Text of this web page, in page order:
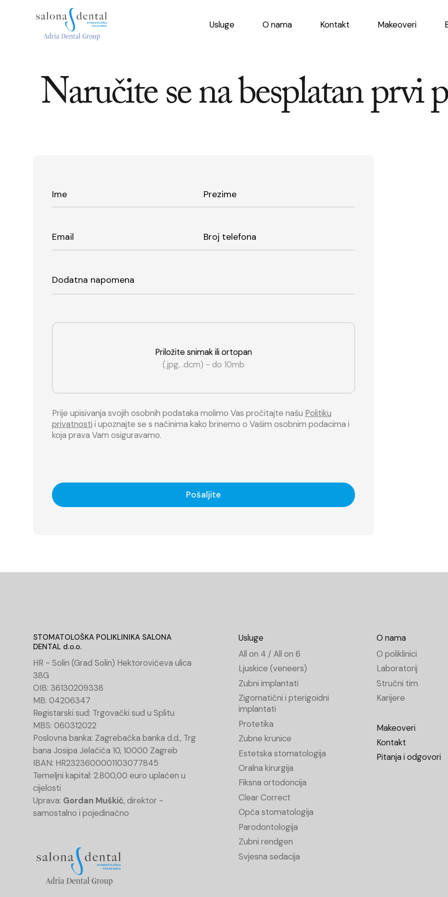
Usluge O nama Kontakt Makeoveri
Naručite se na besplatan prvi
Ime Prezime
Email Broj telefona
Dodatna napomena
Priložite snimak ili ortopan
(.jpg, .dcm) - do 10mb
Prije upisivanja svojih osobnih podataka molimo Vas pročitajte našu Politiku
privatnosti i upoznajte se s načinima kako brinemo o Vašim osobnim podacima i
koja prava Vam osiguravamo.
Pošaljite
STOMATOLOŠKA POLIKLINIKA SALONA
DENTAL d.o.o.
HR - Solin (Grad Solin) Hektorovićeva ulica
38G
OIB: 36130209338
MB: 04206347
Registarski sud: Trgovački sud u Splitu
MBS: 060312022
Poslovna banka: Zagrebačka banka d.d., Trg
bana Josipa Jelačića 10, 10000 Zagreb
IBAN: HR2323600001103077845
Temeljni kapital: 2.800,00 euro uplaćen u
cijelosti
Uprava: Gordan Muškić, direktor -
samostalno i pojedinačno
Usluge
All on 4 / All on 6
Ljuskice (veneers)
Zubni implantati
Zigomatični i pterigoidni
implantati
Protetika
Zubne krunice
Estetska stomatologija
Oralna kirurgija
Fiksna ortodoncija
Clear Correct
Opća stomatologija
Parodontologija
Zubni rendgen
Svjesna sedacija
O nama
O poliklinici
Laboratorij
Stručni tim
Karijere
Makeoveri
Kontakt
Pitanja i odgovori